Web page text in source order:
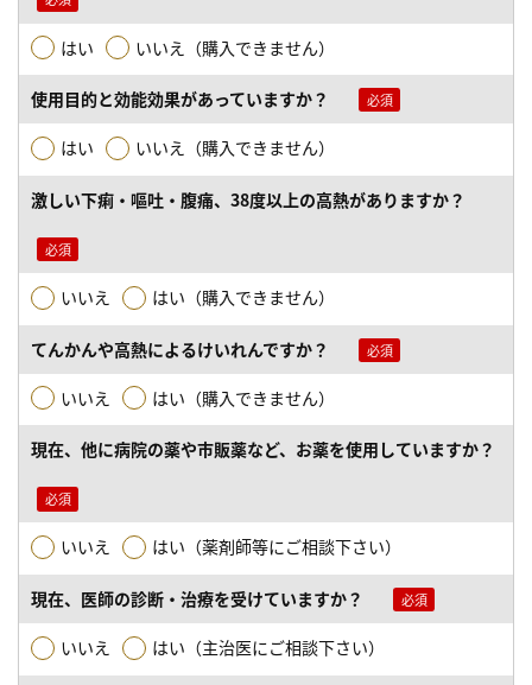
はい いいえ（購入できません）
使用目的と効能効果があっていますか？
はい いいえ（購入できません）
激しい下痢・嘔吐・腹痛、38度以上の高熱がありますか？
いいえ はい（購入できません）
てんかんや高熱によるけいれんですか？
いいえ はい（購入できません）
現在、他に病院の薬や市販薬など、お薬を使用していますか？
いいえ はい（薬剤師等にご相談下さい）
現在、医師の診断・治療を受けていますか？
いいえ はい（主治医にご相談下さい）